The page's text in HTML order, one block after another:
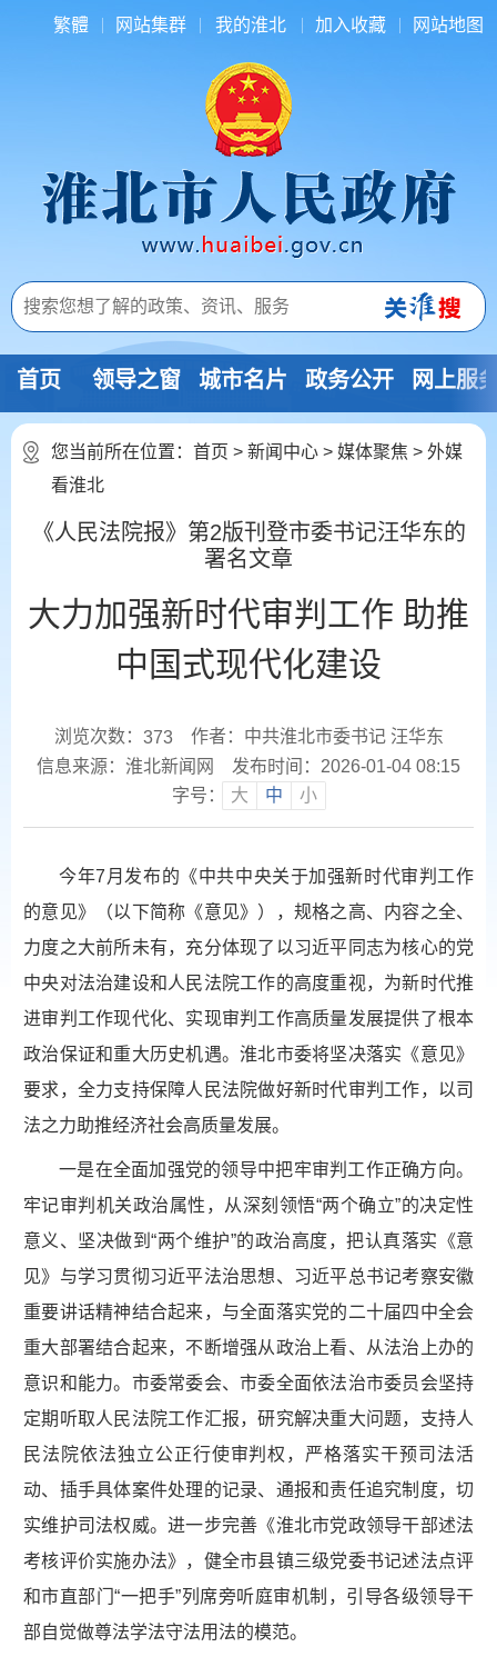
繁體 网站集群 我的淮北 加入收藏 网站地图
首页 领导之窗 城市名片 政务公开 网上服
您当前所在位置： 首页 > 新闻中心 > 媒体聚焦 > 外媒
看淮北
《人民法院报》第2版刊登市委书记汪华东的
署名文章
大力加强新时代审判工作 助推
中国式现代化建设
浏览次数： 373
作者：中共淮北市委书记 汪华东
信息来源：淮北新闻网
发布时间：2026-01-04 08:15
字号：
大 中 小
今年7月发布的《中共中央关于加强新时代审判工作
的意见》（以下简称《意见》），规格之高、内容之全、
力度之大前所未有，充分体现了以习近平同志为核心的党
中央对法治建设和人民法院工作的高度重视，为新时代推
进审判工作现代化、实现审判工作高质量发展提供了根本
政治保证和重大历史机遇。淮北市委将坚决落实《意见》
要求，全力支持保障人民法院做好新时代审判工作，以司
法之力助推经济社会高质量发展。
一是在全面加强党的领导中把牢审判工作正确方向。
牢记审判机关政治属性，从深刻领悟“两个确立”的决定性
意义、坚决做到“两个维护”的政治高度，把认真落实《意
见》与学习贯彻习近平法治思想、习近平总书记考察安徽
重要讲话精神结合起来，与全面落实党的二十届四中全会
重大部署结合起来，不断增强从政治上看、从法治上办的
意识和能力。市委常委会、市委全面依法治市委员会坚持
定期听取人民法院工作汇报，研究解决重大问题，支持人
民法院依法独立公正行使审判权，严格落实干预司法活
动、插手具体案件处理的记录、通报和责任追究制度，切
实维护司法权威。进一步完善《淮北市党政领导干部述法
考核评价实施办法》，健全市县镇三级党委书记述法点评
和市直部门“一把手”列席旁听庭审机制，引导各级领导干
部自觉做尊法学法守法用法的模范。